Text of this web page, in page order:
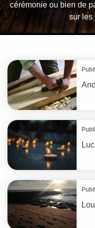
cérémonie ou bien de
sur les